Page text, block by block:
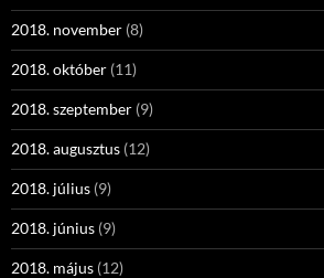
2018. november (8)
2018. október (11)
2018. szeptember (9)
2018. augusztus (12)
2018. július (9)
2018. június (9)
2018. május (12)